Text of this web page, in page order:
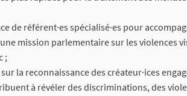
de référent·es spécialisé·es pour
mission parlementaire sur les violences
;
la reconnaissance des créateur·ices
à révéler des discriminations, des